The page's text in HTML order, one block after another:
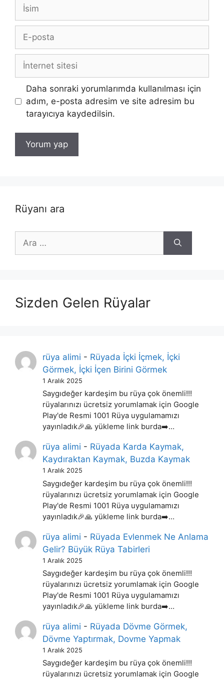
İsim
posta
İnternet
sitesi
Daha sonraki yorumlarımda kullanılması için
adım, e-posta adresim ve site adresim bu
tarayıcıya kaydedilsin.
Rüyanı ara
için
Sizden Gelen Rüyalar
rüya alimi - Rüyada İçki İçmek, İçki
Görmek, İçki İçen Birini Görmek
1 Aralık 2025
Saygıdeğer kardeşim bu rüya çok önemli!!!
rüyalarınızı ücretsiz yorumlamak için Google
Play'de Resmi 1001 Rüya uygulamamızı
yayınladık🎉🙏 yükleme link burda➡️…
rüya alimi - Rüyada Karda Kaymak,
Kaydıraktan Kaymak, Buzda Kaymak
1 Aralık 2025
Saygıdeğer kardeşim bu rüya çok önemli!!!
rüyalarınızı ücretsiz yorumlamak için Google
Play'de Resmi 1001 Rüya uygulamamızı
yayınladık🎉🙏 yükleme link burda➡️…
rüya alimi - Rüyada Evlenmek Ne Anlama
Gelir? Büyük Rüya Tabirleri
1 Aralık 2025
Saygıdeğer kardeşim bu rüya çok önemli!!!
rüyalarınızı ücretsiz yorumlamak için Google
Play'de Resmi 1001 Rüya uygulamamızı
yayınladık🎉🙏 yükleme link burda➡️…
rüya alimi - Rüyada Dövme Görmek,
Dövme Yaptırmak, Dovme Yapmak
1 Aralık 2025
Saygıdeğer kardeşim bu rüya çok önemli!!!
rüyalarınızı ücretsiz yorumlamak için Google